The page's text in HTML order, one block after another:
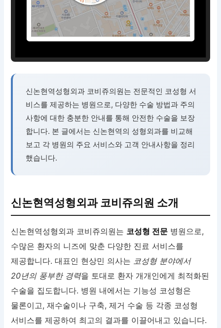
신논현역성형외과 코비쥬의원는 전문적인 코성형 서
비스를 제공하는 병원으로, 다양한 수술 방법과 주의
사항에 대한 충분한 안내를 통해 안전한 수술을 보장
합니다. 본 글에서는 신논현역의 성형외과를 비교해
보고 각 병원의 주요 서비스와 고객 안내사항을 정리
했습니다.
신논현역성형외과 코비쥬의원 소개
신논현역성형외과 코비쥬의원는 코성형 전문 병원으로,
수많은 환자의 니즈에 맞춘 다양한 진료 서비스를
제공합니다. 대표인 현상민 의사는 코성형 분야에서
20년의 풍부한 경력을 토대로 환자 개개인에게 최적화된
수술을 집도합니다. 병원 내에서는 기능성 코성형은
물론이고, 재수술이나 구축, 제거 수술 등 각종 코성형
서비스를 제공하여 최고의 결과를 이끌어내고 있습니다.